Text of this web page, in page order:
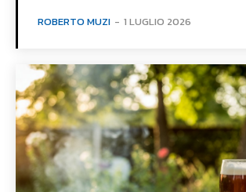
ROBERTO MUZI - 1 LUGLIO 2026